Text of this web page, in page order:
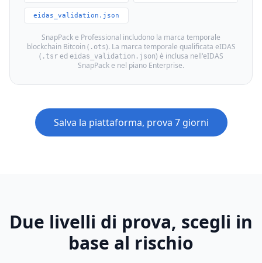
eidas_validation.json
SnapPack e Professional includono la marca temporale
blockchain Bitcoin ( .ots). La marca temporale qualificata eIDAS
( .tsred eidas_validation.json) è inclusa nell'eIDAS
SnapPack e nel piano Enterprise.
Salva la piattaforma, prova 7 giorni
Due livelli di prova, scegli in
base al rischio